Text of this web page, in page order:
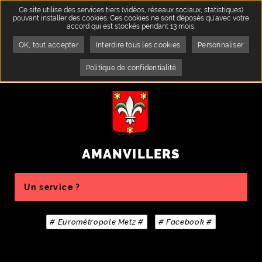
AMANVILLERS
# Eurométropole Metz # # Facebook #
Ce site utilise des services tiers (vidéos, réseaux sociaux, statistiques)
pouvant installer des cookies. Ces cookies ne sont déposés qu’avec votre
accord qui est stockés pendant 13 mois.
OK, tout accepter Interdire tous les cookies Personnaliser
Politique de confidentialité